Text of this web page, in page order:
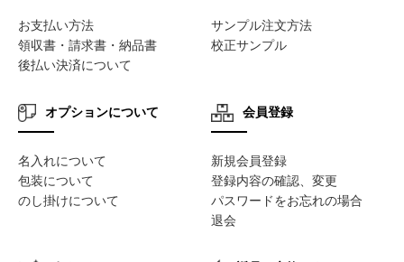
お支払い方法
領収書・請求書・納品書
後払い決済について
サンプル注文方法
校正サンプル
オプションについて
名入れについて
包装について
のし掛けについて
会員登録
新規会員登録
登録内容の確認、変更
パスワードをお忘れの場合
退会